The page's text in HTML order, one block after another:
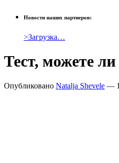
Новости наших партнеров:
>Загрузка…
Тест, можете
Опубликовано Natalja Shevele —